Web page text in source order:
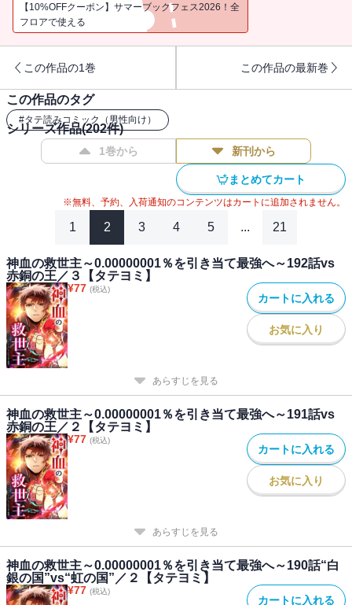
【10%OFFクーポン】サマーブックフェス2026！全
フロアで使える
この作品の1巻 この作品の最新巻
この作品のタグ
#タテ読みコミック（男性向け）
シリーズ作品(202件)
1巻から 新刊から
まとめてカート
※無料、予約、入荷通知のコンテンツはカートに追加されません。
1 2 3 4 5 ... 21
神血の救世主～0.00000001％を引き当て最強へ～192話vs
赤銅の王／３【タテヨミ】
¥77 (税込)
カートに入れる
お気に入り
あらすじを見る
神血の救世主～0.00000001％を引き当て最強へ～191話vs
赤銅の王／２【タテヨミ】
¥77 (税込)
カートに入れる
お気に入り
あらすじを見る
神血の救世主～0.00000001％を引き当て最強へ～190話“白
銀の国”vs“虹の国”／２【タテヨミ】
¥77 (税込)
カートに入れる